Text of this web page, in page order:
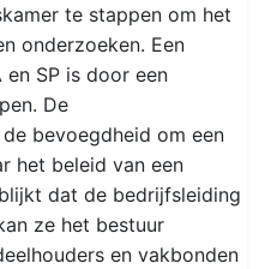
te stappen om het
onderzoeken. Een
SP is door een
De
bevoegdheid om een
het beleid van een
dat de bedrijfsleiding
ze het bestuur
en vakbonden